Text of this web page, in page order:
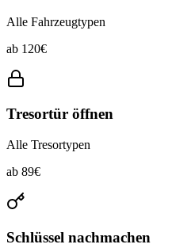
Alle Fahrzeugtypen
ab 120€
Tresortür öffnen
Alle Tresortypen
ab 89€
Schlüssel nachmachen